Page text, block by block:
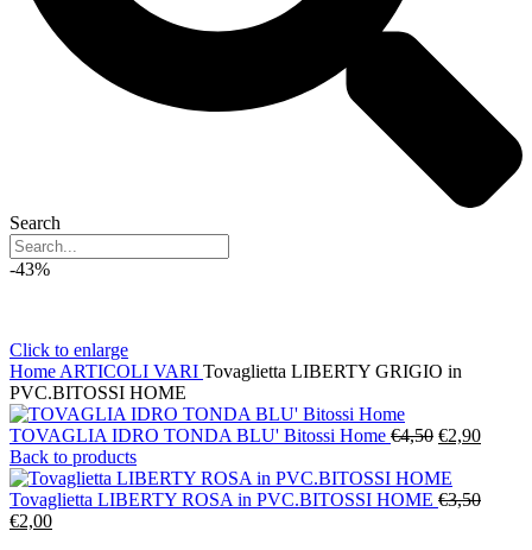
Search
-43%
Click to enlarge
Home ARTICOLI VARI Tovaglietta LIBERTY GRIGIO in
PVC.BITOSSI HOME
TOVAGLIA IDRO TONDA BLU' Bitossi Home €4,50 Il
originale
era:
€2,90Il
è:
Back to products
Tovaglietta LIBERTY ROSA in PVC.BITOSSI HOME €3,50Il
€2,00Il